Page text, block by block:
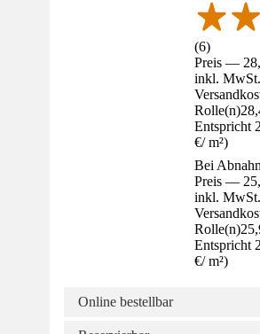
(6)
Preis —
inkl.
Rolle(n)
Entspricht
€/ m²)
Bei
Preis —
inkl.
Rolle(n)
Entspricht
€/ m²)
Online bestellbar